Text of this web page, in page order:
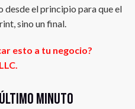
desde el principio para que el
sino un final.
esto a tu negocio?
minuto